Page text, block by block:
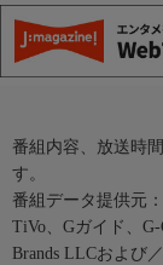
番組内容、放送時
す。
番組データ提供元
TiVo、Gガイド、
Brands LLCおよび